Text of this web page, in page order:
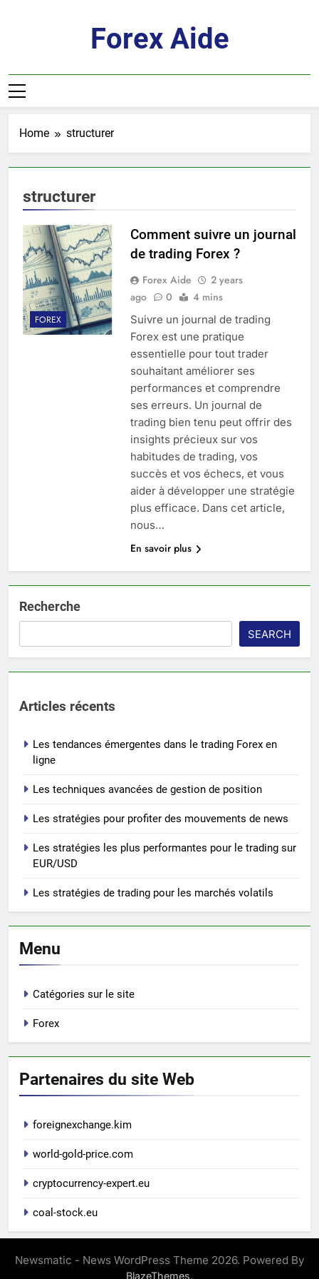
Forex Aide
Home structurer
structurer
FOREX
Comment suivre un journal
de trading Forex ?
Forex Aide
2 years
ago
0 4 mins
Suivre un journal de trading
Forex est une pratique
essentielle pour tout trader
souhaitant améliorer ses
performances et comprendre
ses erreurs. Un journal de
trading bien tenu peut offrir des
insights précieux sur vos
habitudes de trading, vos
succès et vos échecs, et vous
aider à développer une stratégie
plus efficace. Dans cet article,
nous…
En savoir plus
Recherche
SEARCH
Articles récents
Les tendances émergentes dans le trading Forex en
ligne
Les techniques avancées de gestion de position
Les stratégies pour profiter des mouvements de news
Les stratégies les plus performantes pour le trading sur
EUR/USD
Les stratégies de trading pour les marchés volatils
Menu
Catégories sur le site
Forex
Partenaires du site Web
foreignexchange.kim
world-gold-price.com
cryptocurrency-expert.eu
coal-stock.eu
Newsmatic - News WordPress Theme 2026. Powered By
BlazeThemes.